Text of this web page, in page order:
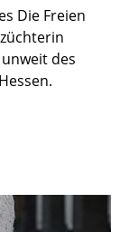
Die Freien
des